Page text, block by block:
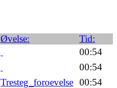
Øvelse:
Tid:
00:54
00:54
Tresteg_foroevelse 00:54